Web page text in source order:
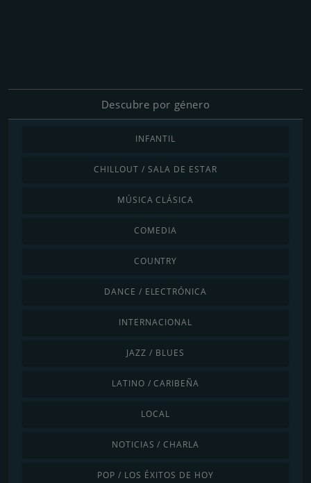
Descubre por género
INFANTIL
CHILLOUT / SALA DE ESTAR
MÚSICA CLÁSICA
COMEDIA
COUNTRY
DANCE / ELECTRÓNICA
INTERNACIONAL
JAZZ / BLUES
LATINO / CARIBEÑA
LOCAL
NOTICIAS / CHARLA
POP / LOS ÉXITOS DE HOY